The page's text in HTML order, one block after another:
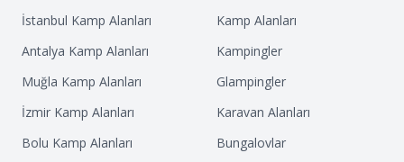
İstanbul Kamp Alanları
Antalya Kamp Alanları
Muğla Kamp Alanları
İzmir Kamp Alanları
Bolu Kamp Alanları
Kamp Alanları
Kampingler
Glampingler
Karavan Alanları
Bungalovlar